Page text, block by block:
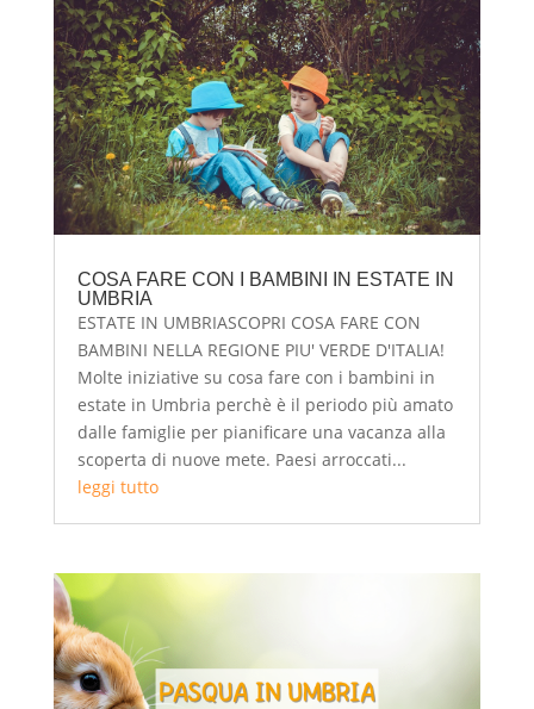
COSA FARE CON I BAMBINI IN ESTATE IN
UMBRIA
ESTATE IN UMBRIASCOPRI COSA FARE CON
BAMBINI NELLA REGIONE PIU' VERDE D'ITALIA!
Molte iniziative su cosa fare con i bambini in
estate in Umbria perchè è il periodo più amato
dalle famiglie per pianificare una vacanza alla
scoperta di nuove mete. Paesi arroccati...
leggi tutto